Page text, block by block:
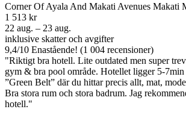
Corner Of Ayala And Makati Avenues Makati
1 513 kr
22 aug. – 23 aug.
inklusive skatter och avgifter
9,4/10 Enastående! (1 004 recensioner)
"Riktigt bra hotell. Lite outdated men super
gym & bra pool område. Hotellet ligger 5-7min
”Green Belt” där du hittar precis allt, mat,
Bra stora rum och stora badrum. Jag
hotell."